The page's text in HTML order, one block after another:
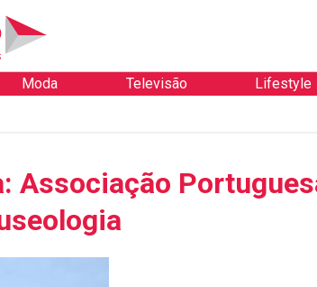
Moda Televisão Lifestyle
Associação